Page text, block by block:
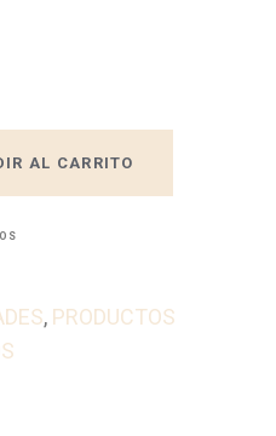
AL CARRITO
, PRODUCTOS